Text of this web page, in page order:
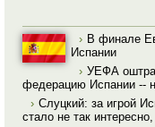
› В финале
Испании
› УЕФА
федерацию Испании --
› Слуцкий: за игрой
стало не так